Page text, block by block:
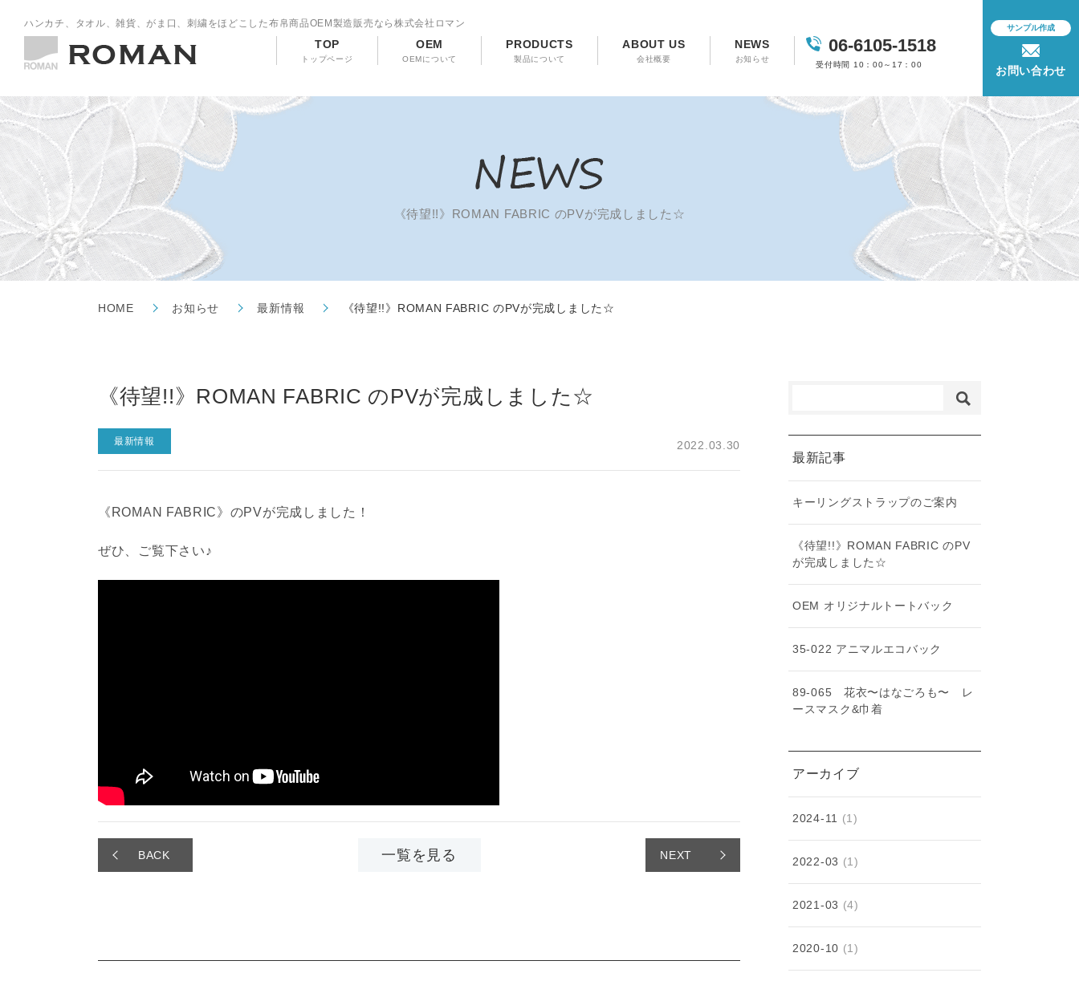
ハンカチ、タオル、雑貨、がま口、刺繍をほどこした布帛商品OEM製造販売なら株式会社ロマン
TOP
トップページ
OEM
OEMについて
PRODUCTS
製品について
ABOUT US
会社概要
NEWS
お知らせ
06-6105-1518
受付時間 10：00～17：00
サンプル作成
お問い合わせ
《待望!!》ROMAN FABRIC のPVが完成しました☆
HOME お知らせ 最新情報 《待望!!》ROMAN FABRIC のPVが完成しました☆
《待望!!》ROMAN FABRIC のPVが完成しました☆
最新情報 2022.03.30
《ROMAN FABRIC》のPVが完成しました！
ぜひ、ご覧下さい♪
BACK 一覧を見る NEXT
最新記事
キーリングストラップのご案内
《待望!!》ROMAN FABRIC のPV
が完成しました☆
OEM オリジナルトートバック
35-022 アニマルエコバック
89-065 花衣〜はなごろも〜 レ
ースマスク&巾着
アーカイブ
2024-11 (1)
2022-03 (1)
2021-03 (4)
2020-10 (1)